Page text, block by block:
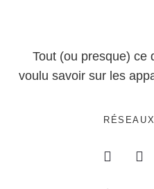
Tout (ou presque) ce
voulu savoir sur les